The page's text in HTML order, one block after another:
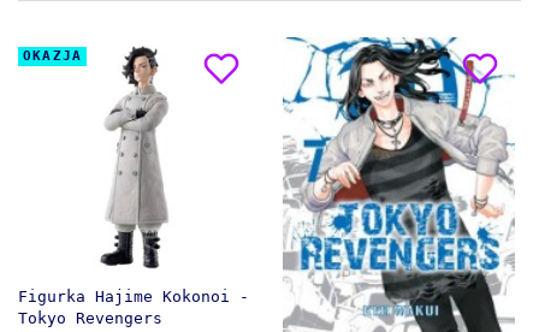
OKAZJA
Figurka Hajime Kokonoi -
Tokyo Revengers